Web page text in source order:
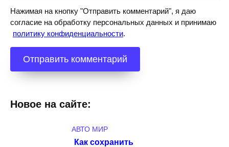
Нажимая на кнопку "Отправить комментарий", я даю
согласие на обработку персональных данных и принимаю
политику конфиденциальности.
Новое на сайте:
АВТО МИР
Как сохранить